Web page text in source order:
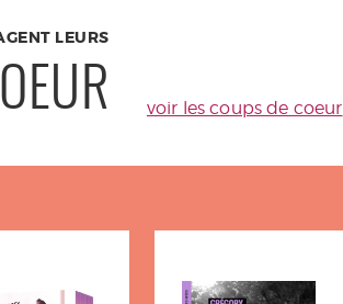
LEURS
voir les coups de coeur